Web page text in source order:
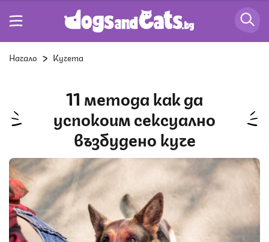
Начало Кучета
11 метода как да
успокоим сексуално
възбудено куче